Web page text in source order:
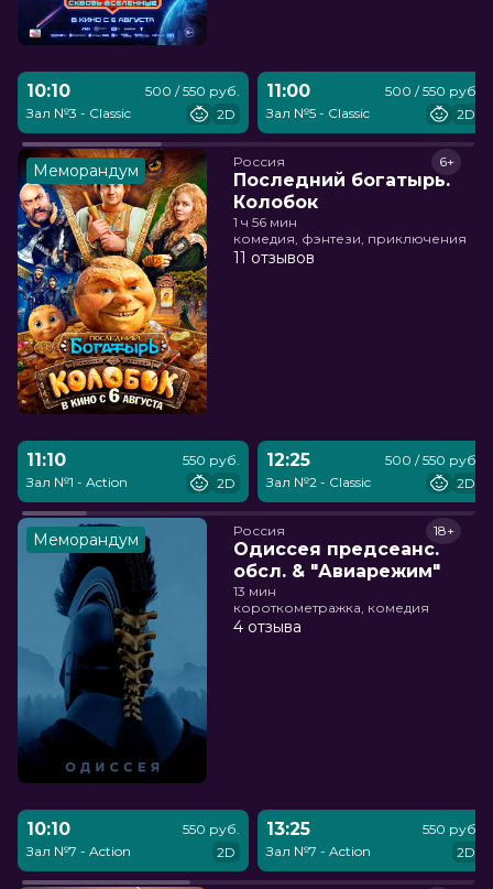
10:10
Зал №3 - Classic
500 / 550 руб.
2D
11:00
Зал №5 - Classic
500 / 550 руб.
2D
Меморандум Россия
Последний богатырь.
Колобок
6+
1 ч 56 мин
комедия, фэнтези, приключения
11 отзывов
11:10
Зал №1 - Action
550 руб.
2D
12:25
Зал №2 - Classic
500 / 550 руб.
2D
Меморандум Россия
Одиссея предсеанс.
обсл. & "Авиарежим"
18+
13 мин
короткометражка, комедия
4 отзыва
10:10
Зал №7 - Action
550 руб.
2D
13:25
Зал №7 - Action
550 руб.
2D